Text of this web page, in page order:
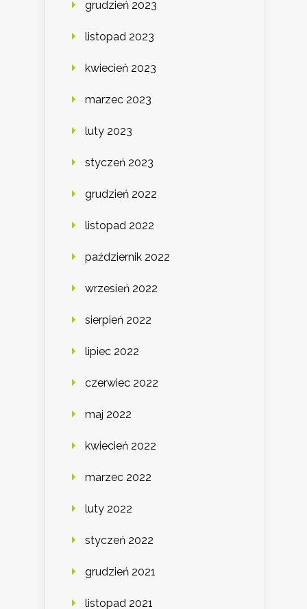
grudzień 2023
listopad 2023
kwiecień 2023
marzec 2023
luty 2023
styczeń 2023
grudzień 2022
listopad 2022
październik 2022
wrzesień 2022
sierpień 2022
lipiec 2022
czerwiec 2022
maj 2022
kwiecień 2022
marzec 2022
luty 2022
styczeń 2022
grudzień 2021
listopad 2021